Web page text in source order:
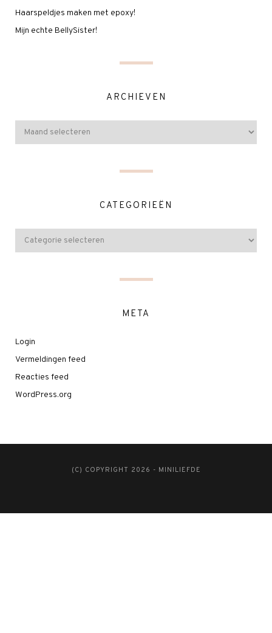
Haarspeldjes maken met epoxy!
Mijn echte BellySister!
ARCHIEVEN
CATEGORIEËN
META
Login
Vermeldingen feed
Reacties feed
WordPress.org
(C) COPYRIGHT 2026 - MINILIEFDE